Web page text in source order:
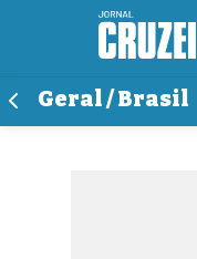
Geral / Brasil